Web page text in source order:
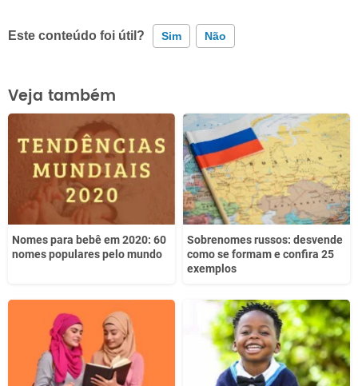
Este conteúdo foi útil? Sim Não
Este conteúdo contém informação incorreta
Este conteúdo não tem a informação que procuro
Outro
Veja também
Nomes para bebê em 2020: 60
nomes populares pelo mundo
Sobrenomes russos: desvende
como se formam e confira 25
exemplos